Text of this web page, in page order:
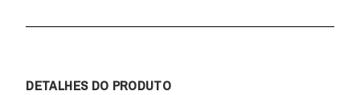
DETALHES DO PRODUTO